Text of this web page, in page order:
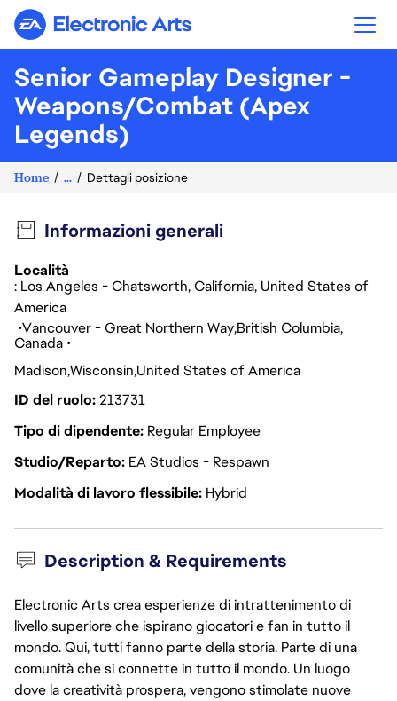
Electronic Arts
Senior Gameplay Designer -
Weapons/Combat (Apex
Legends)
Home ... Dettagli posizione
Informazioni generali
Località
: Los Angeles - Chatsworth, California, United States of
America
Vancouver - Great Northern WayBritish Columbia
Canada
MadisonWisconsin United States of America
ID del ruolo213731
Tipo di dipendente Regular Employee
Studio/Reparto EA Studios - Respawn
Modalità di lavoro flessibile Hybrid
Description & Requirements
Electronic Arts crea esperienze di intrattenimento di
livello superiore che ispirano giocatori e fan in tutto il
mondo. Qui, tutti fanno parte della storia. Parte di una
comunità che si connette in tutto il mondo. Un luogo
dove la creatività prospera, vengono stimolate nuove